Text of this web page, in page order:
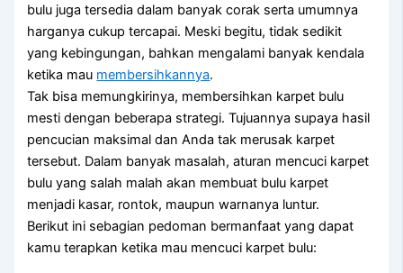
bulu juga tersedia dalam banyak corak serta umumnya
harganya cukup tercapai. Meski begitu, tidak sedikit
yang kebingungan, bahkan mengalami banyak kendala
ketika mau membersihkannya.
Tak bisa memungkirinya, membersihkan karpet bulu
mesti dengan beberapa strategi. Tujuannya supaya hasil
pencucian maksimal dan Anda tak merusak karpet
tersebut. Dalam banyak masalah, aturan mencuci karpet
bulu yang salah malah akan membuat bulu karpet
menjadi kasar, rontok, maupun warnanya luntur.
Berikut ini sebagian pedoman bermanfaat yang dapat
kamu terapkan ketika mau mencuci karpet bulu: